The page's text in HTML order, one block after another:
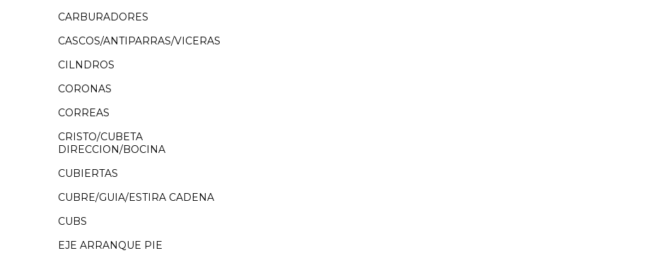
CARBURADORES
CASCOS/ANTIPARRAS/VICERAS
CILNDROS
CORONAS
CORREAS
CRISTO/CUBETA
DIRECCION/BOCINA
CUBIERTAS
CUBRE/GUIA/ESTIRA CADENA
CUBS
EJE ARRANQUE PIE